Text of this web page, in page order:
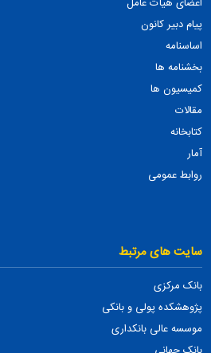
پیام دبیر کانون
اساسنامه
بخشنامه ها
کمیسیون ها
مقالات
کتابخانه
آمار
روابط عمومی
سایت های مرتبط
بانک مرکزی
پژوهشکده پولی و بانکی
موسسه عالی بانکداری